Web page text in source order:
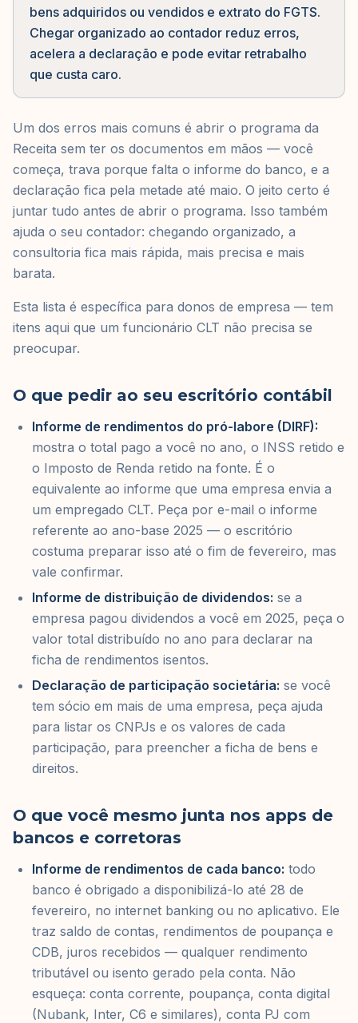
bens adquiridos ou vendidos e extrato do FGTS.
Chegar organizado ao contador reduz erros,
acelera a declaração e pode evitar retrabalho
que custa caro.
Um dos erros mais comuns é abrir o programa da
Receita sem ter os documentos em mãos — você
começa, trava porque falta o informe do banco, e a
declaração fica pela metade até maio. O jeito certo é
juntar tudo antes de abrir o programa. Isso também
ajuda o seu contador: chegando organizado, a
consultoria fica mais rápida, mais precisa e mais
barata.
Esta lista é específica para donos de empresa — tem
itens aqui que um funcionário CLT não precisa se
preocupar.
O que pedir ao seu escritório contábil
Informe de rendimentos do pró-labore (DIRF):
mostra o total pago a você no ano, o INSS retido e
o Imposto de Renda retido na fonte. É o
equivalente ao informe que uma empresa envia a
um empregado CLT. Peça por e-mail o informe
referente ao ano-base 2025 — o escritório
costuma preparar isso até o fim de fevereiro, mas
vale confirmar.
Informe de distribuição de dividendos: se a
empresa pagou dividendos a você em 2025, peça o
valor total distribuído no ano para declarar na
ficha de rendimentos isentos.
Declaração de participação societária: se você
tem sócio em mais de uma empresa, peça ajuda
para listar os CNPJs e os valores de cada
participação, para preencher a ficha de bens e
direitos.
O que você mesmo junta nos apps de
bancos e corretoras
Informe de rendimentos de cada banco: todo
banco é obrigado a disponibilizá-lo até 28 de
fevereiro, no internet banking ou no aplicativo. Ele
traz saldo de contas, rendimentos de poupança e
CDB, juros recebidos — qualquer rendimento
tributável ou isento gerado pela conta. Não
esqueça: conta corrente, poupança, conta digital
(Nubank, Inter, C6 e similares), conta PJ com